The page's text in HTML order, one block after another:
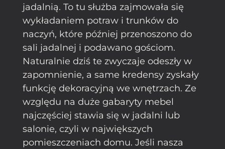
jadalnią. To tu służba zajmowała się
wykładaniem potraw i trunków do
naczyń, które później przenoszono do
sali jadalnej i podawano gościom.
Naturalnie dziś te zwyczaje odeszły w
zapomnienie, a same kredensy zyskały
funkcję dekoracyjną we wnętrzach. Ze
względu na duże gabaryty mebel
najczęściej stawia się w jadalni lub
salonie, czyli w największych
pomieszczeniach domu. Jeśli nasza